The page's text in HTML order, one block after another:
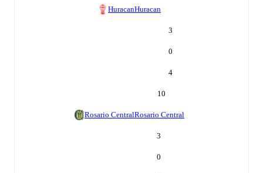
HuracanHuracan
3
0
4
10
Rosario CentralRosario Central
3
0